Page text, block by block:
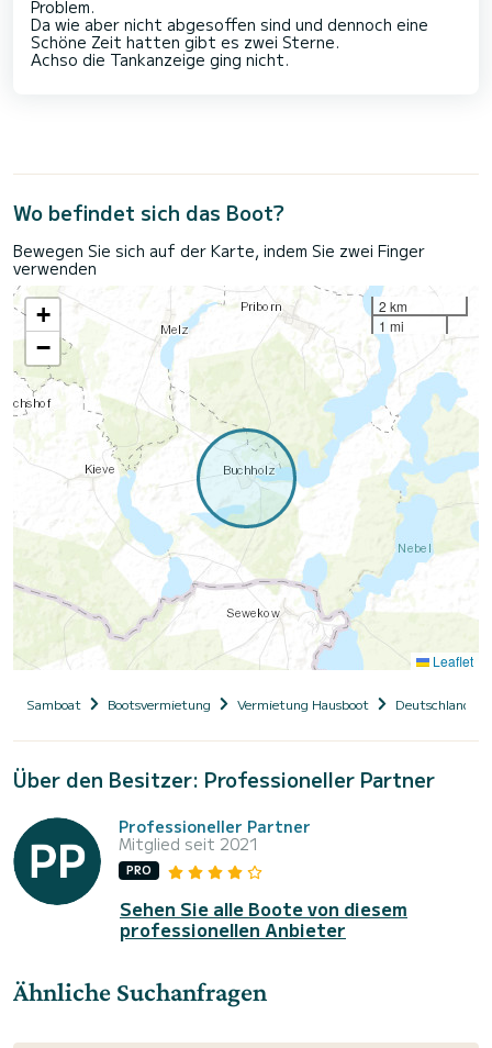
Problem.
Da wie aber nicht abgesoffen sind und dennoch eine
Schöne Zeit hatten gibt es zwei Sterne.
Achso die Tankanzeige ging nicht.
Wo befindet sich das Boot?
Bewegen Sie sich auf der Karte, indem Sie zwei Finger
verwenden
+
−
2 km
1 mi
Leaflet
Samboat Bootsvermietung Vermietung Hausboot Deutschland
Über den Besitzer: Professioneller Partner
Professioneller Partner
Mitglied seit 2021
PRO
Sehen Sie alle Boote von diesem
professionellen Anbieter
Ähnliche Suchanfragen